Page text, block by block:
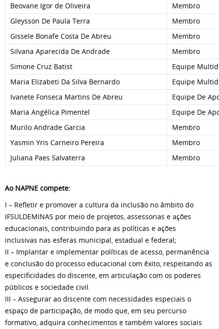
Beovane Igor de Oliveira
Membro
Gleysson De Paula Terra
Membro
Gissele Bonafe Costa De Abreu
Membro
Silvana Aparecida De Andrade
Membro
Simone Cruz Batist
Equipe
Maria Elizabeti Da Silva Bernardo
Equipe
Ivanete Fonseca Martins De Abreu
Equipe De
Maria Angélica Pimentel
Equipe De
Murilo Andrade Garcia
Membro
Yasmin Yris Carneiro Pereira
Membro
Juliana Paes Salvaterra
Membro
Ao NAPNE compete:
I – Refletir e promover a cultura da inclusão no âmbito do
IFSULDEMINAS por meio de projetos, assessorias e ações
educacionais, contribuindo para as políticas e ações
inclusivas nas esferas municipal, estadual e federal;
II – Implantar e implementar políticas de acesso, permanência
e conclusão do processo educacional com êxito, respeitando as
especificidades do discente, em articulação com os poderes
públicos e sociedade civil.
III – Assegurar ao discente com necessidades especiais o
espaço de participação, de modo que, em seu percurso
formativo, adquira conhecimentos e também valores sociais